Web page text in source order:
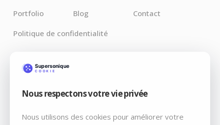
Portfolio Blog Contact
Politique de confidentialité
Claude pour Chrome : l’IA débarque là où vos bugs
vivent vraiment
Nous respectons votre vie privée
Nous utilisons des cookies pour améliorer votre